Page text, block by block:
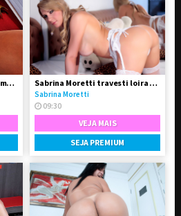
Transex mulata carioca Paloma Dbiath Sabrina Moretti travesti loira super feminina
Sabrina Moretti
09:30
VEJA MAIS
SEJA PREMIUM